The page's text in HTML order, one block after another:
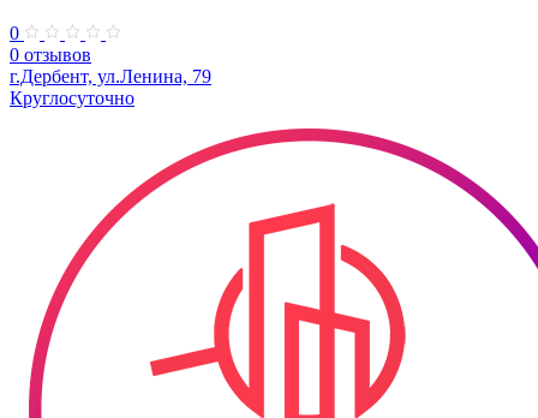
0
0 отзывов
г.Дербент, ул.Ленина, 79
Круглосуточно